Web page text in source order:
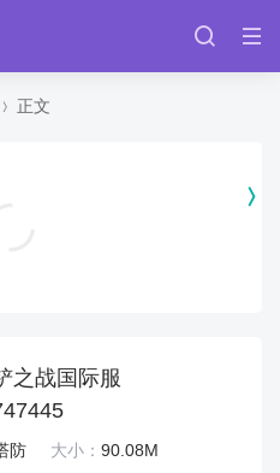
正文
之战国际服
防 大小： 90.08M